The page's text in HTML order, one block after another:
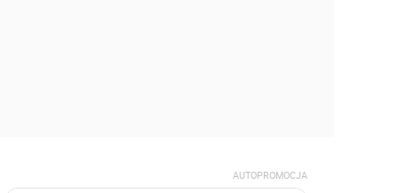
AUTOPROMOCJA